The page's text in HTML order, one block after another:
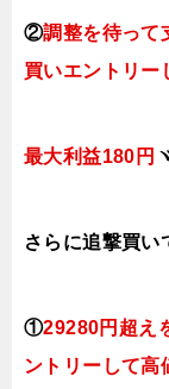
②調整を待って
買いエントリー
最大利益180円
さらに追撃買い
①29280円超え
ントリーして高